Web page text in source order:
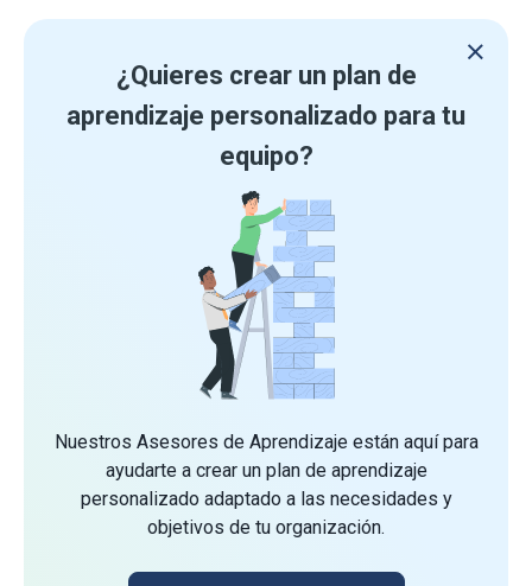
¿Quieres crear un plan de
aprendizaje personalizado para tu
equipo?
Nuestros Asesores de Aprendizaje están aquí para
ayudarte a crear un plan de aprendizaje
personalizado adaptado a las necesidades y
objetivos de tu organización.